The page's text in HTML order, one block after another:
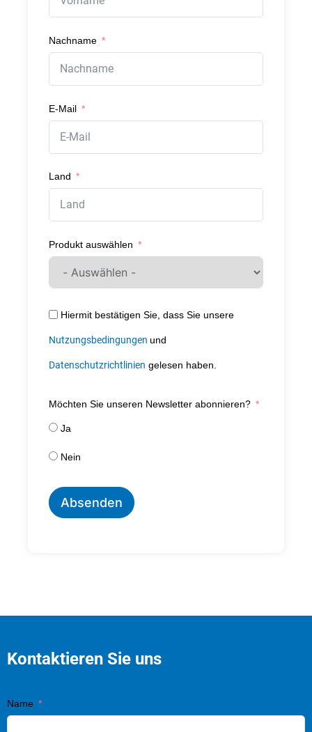
Nachname
E-Mail
Land
Produkt auswählen
Hiermit bestätigen Sie, dass Sie unsere
Nutzungsbedingungen und
Datenschutzrichtlinien gelesen haben.
Möchten Sie unseren Newsletter abonnieren?
Ja
Nein
Absenden
Kontaktieren Sie uns
Name